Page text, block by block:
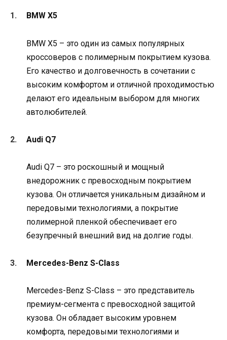
BMW X5
BMW X5 – это один из самых популярных
кроссоверов с полимерным покрытием кузова.
Его качество и долговечность в сочетании с
высоким комфортом и отличной проходимостью
делают его идеальным выбором для многих
автолюбителей.
Audi Q7
Audi Q7 – это роскошный и мощный
внедорожник с превосходным покрытием
кузова. Он отличается уникальным дизайном и
передовыми технологиями, а покрытие
полимерной пленкой обеспечивает его
безупречный внешний вид на долгие годы.
Mercedes-Benz S-Class
Mercedes-Benz S-Class – это представитель
премиум-сегмента с превосходной защитой
кузова. Он обладает высоким уровнем
комфорта, передовыми технологиями и